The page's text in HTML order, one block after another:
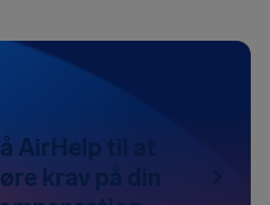
AirHelp til at
krav på din